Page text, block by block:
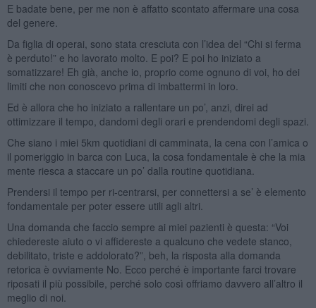
E badate bene, per me non è affatto scontato affermare una cosa
del genere.
Da figlia di operai, sono stata cresciuta con l’idea del “Chi si ferma
è perduto!” e ho lavorato molto. E poi? E poi ho iniziato a
somatizzare! Eh già, anche io, proprio come ognuno di voi, ho dei
limiti che non conoscevo prima di imbattermi in loro.
Ed è allora che ho iniziato a rallentare un po’, anzi, direi ad
ottimizzare il tempo, dandomi degli orari e prendendomi degli spazi.
Che siano i miei 5km quotidiani di camminata, la cena con l’amica o
il pomeriggio in barca con Luca, la cosa fondamentale è che la mia
mente riesca a staccare un po’ dalla routine quotidiana.
Prendersi il tempo per ri-centrarsi, per connettersi a se’ è elemento
fondamentale per poter essere utili agli altri.
Una domanda che faccio sempre ai miei pazienti è questa: “Voi
chiedereste aiuto o vi affidereste a qualcuno che vedete stanco,
debilitato, triste e addolorato?”, beh, la risposta alla domanda
retorica è ovviamente No. Ecco perché è importante farci trovare
riposati il più possibile, perché solo così offriamo davvero all’altro il
meglio di noi.